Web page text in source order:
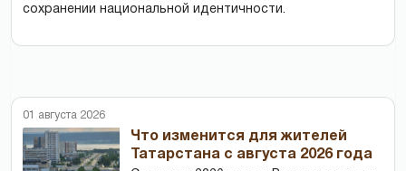
сохранении национальной идентичности.
01 августа 2026
Что изменится для жителей
Татарстана с августа 2026 года